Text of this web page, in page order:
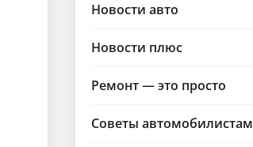
Новости авто
Новости плюс
Ремонт — это просто
Советы автомобилистам